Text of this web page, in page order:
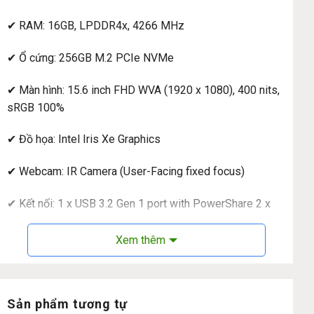
✔ RAM: 16GB, LPDDR4x, 4266 MHz
✔ Ổ cứng: 256GB M.2 PCIe NVMe
✔ Màn hình: 15.6 inch FHD WVA (1920 x 1080), 400 nits,
sRGB 100%
✔ Đồ họa: Intel Iris Xe Graphics
✔ Webcam: IR Camera (User-Facing fixed focus)
✔ Kết nối: 1 x USB 3.2 Gen 1 port with PowerShare 2 x
Thunderbolt 4 ports with DisplayPort Alt
Mode/USB4/Power Delivery 1 x HDMI 2.0 port 1 x
Universal audio jack 1 x microSD-card slot 1 x Fingerprint
✔ Thời lượng pin: 49 Wh Lithium-Ion
Xem thêm
Sản phẩm tương tự